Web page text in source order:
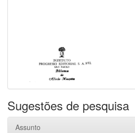
Sugestões de pesquisa
Assunto